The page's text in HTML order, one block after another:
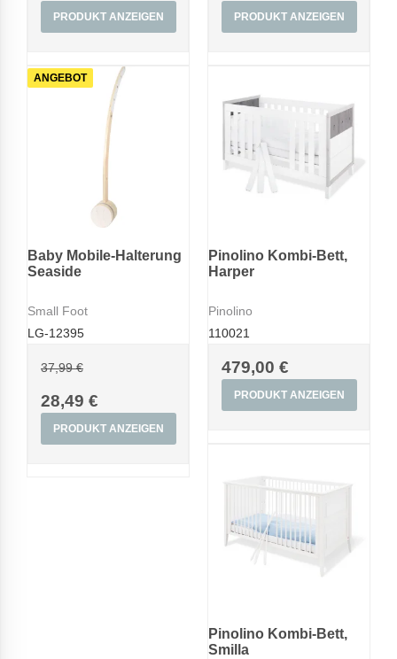
PRODUKT ANZEIGEN PRODUKT ANZEIGEN
ANGEBOT
Baby Mobile-Halterung
Seaside
Small Foot
LG-12395
37,99 €
28,49 €
PRODUKT ANZEIGEN
Pinolino Kombi-Bett,
Harper
Pinolino
110021
479,00 €
PRODUKT ANZEIGEN
Pinolino Kombi-Bett,
Smilla